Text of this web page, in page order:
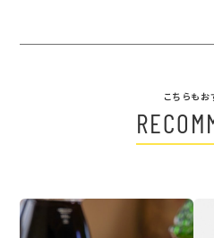
こちらもお